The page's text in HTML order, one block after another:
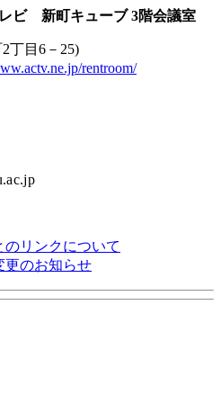
ビ 新町キューブ 3階会議室
目6－25)
rentroom/
リンクについて
更のお知らせ